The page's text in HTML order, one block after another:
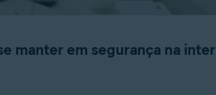
manter em segurança na